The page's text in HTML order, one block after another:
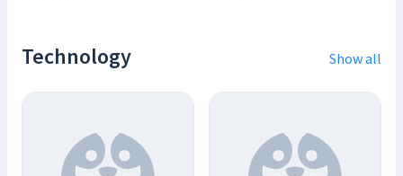
Technology Show all